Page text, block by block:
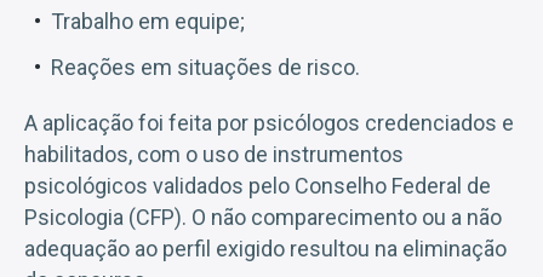
Trabalho em equipe;
Reações em situações de risco.
A aplicação foi feita por psicólogos credenciados e
habilitados, com o uso de instrumentos
psicológicos validados pelo Conselho Federal de
Psicologia (CFP). O não comparecimento ou a não
adequação ao perfil exigido resultou na eliminação